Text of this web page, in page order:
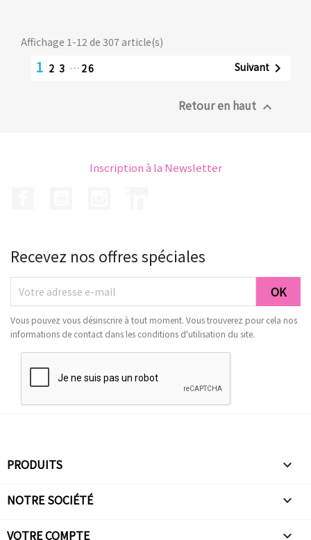
Affichage 1-12 de 307 article(s)
1 2 3 … 26 Suivant 
Retour en haut 
Inscription à la Newsletter
Recevez nos offres spéciales
Vous pouvez vous désinscrire à tout moment. Vous trouverez pour cela nos
informations de contact dans les conditions d'utilisation du site.
PRODUITS 
NOTRE SOCIÉTÉ 
VOTRE COMPTE 